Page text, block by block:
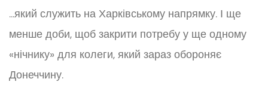
...який служить на Харківському напрямку. І ще
менше доби, щоб закрити потребу у ще одному
«нічнику» для колеги, який зараз обороняє
Донеччину.